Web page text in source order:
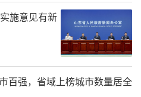
施意见有新
百强，省域上榜城市数量居全